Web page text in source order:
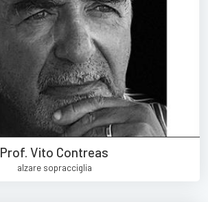
Prof. Vito Contreas
alzare sopracciglia